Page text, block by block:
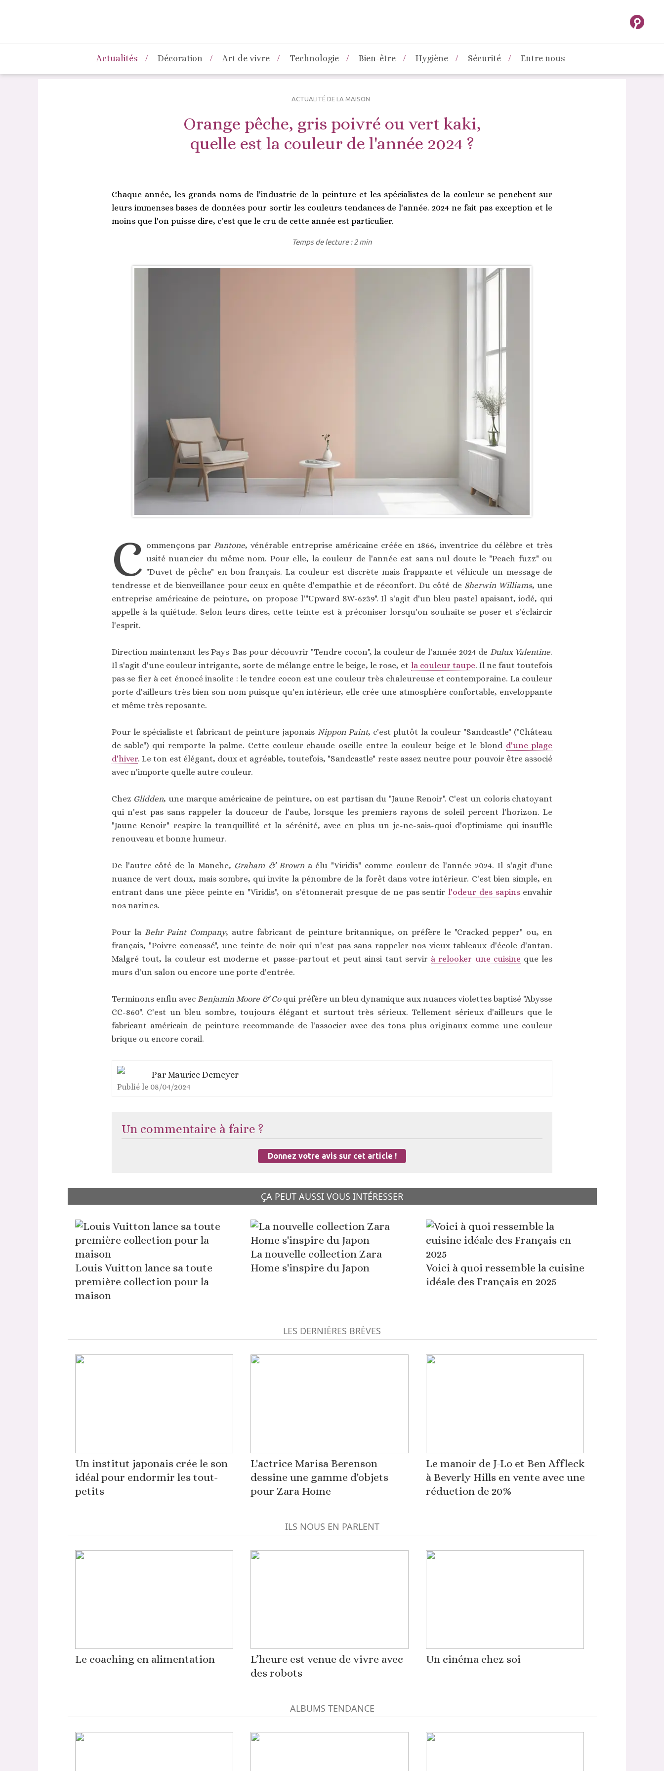
Actualités Décoration Art de vivre Technologie Bien-être Hygiène Sécurité Entre nous
ACTUALITÉ DE LA MAISON
Orange pêche, gris poivré ou vert kaki,
quelle est la couleur de l'année 2024 ?
Chaque année, les grands noms de l'industrie de la peinture et les spécialistes de la couleur se penchent sur
leurs immenses bases de données pour sortir les couleurs tendances de l'année. 2024 ne fait pas exception et le
moins que l'on puisse dire, c'est que le cru de cette année est particulier.
Temps de lecture : 2 min
C ommençons par Pantone, vénérable entreprise américaine créée en 1866, inventrice du célèbre et très
usité nuancier du même nom. Pour elle, la couleur de l'année est sans nul doute le "Peach fuzz" ou
"Duvet de pêche" en bon français. La couleur est discrète mais frappante et véhicule un message de
tendresse et de bienveillance pour ceux en quête d'empathie et de réconfort. Du côté de Sherwin Williams, une
entreprise américaine de peinture, on propose l'"Upward SW-6239". Il s'agit d'un bleu pastel apaisant, iodé, qui
appelle à la quiétude. Selon leurs dires, cette teinte est à préconiser lorsqu'on souhaite se poser et s'éclaircir
l'esprit.
Direction maintenant les Pays-Bas pour découvrir "Tendre cocon", la couleur de l'année 2024 de Dulux Valentine.
Il s'agit d'une couleur intrigante, sorte de mélange entre le beige, le rose, et la couleur taupe. Il ne faut toutefois
pas se fier à cet énoncé insolite : le tendre cocon est une couleur très chaleureuse et contemporaine. La couleur
porte d'ailleurs très bien son nom puisque qu'en intérieur, elle crée une atmosphère confortable, enveloppante
et même très reposante.
Pour le spécialiste et fabricant de peinture japonais Nippon Paint, c'est plutôt la couleur "Sandcastle" ("Château
de sable") qui remporte la palme. Cette couleur chaude oscille entre la couleur beige et le blond d'une plage
d'hiver. Le ton est élégant, doux et agréable, toutefois, "Sandcastle" reste assez neutre pour pouvoir être associé
avec n'importe quelle autre couleur.
Chez Glidden, une marque américaine de peinture, on est partisan du "Jaune Renoir". C'est un coloris chatoyant
qui n'est pas sans rappeler la douceur de l'aube, lorsque les premiers rayons de soleil percent l'horizon. Le
"Jaune Renoir" respire la tranquillité et la sérénité, avec en plus un je-ne-sais-quoi d'optimisme qui insuffle
renouveau et bonne humeur.
De l'autre côté de la Manche, Graham & Browna élu "Viridis" comme couleur de l'année 2024. Il s'agit d'une
nuance de vert doux, mais sombre, qui invite la pénombre de la forêt dans votre intérieur. C'est bien simple, en
entrant dans une pièce peinte en "Viridis", on s'étonnerait presque de ne pas sentirl'odeur des sapinsenvahir
nos narines.
Pour la Behr Paint Company, autre fabricant de peinture britannique, on préfère le "Cracked pepper" ou, en
français, "Poivre concassé", une teinte de noir qui n'est pas sans rappeler nos vieux tableaux d'école d'antan.
Malgré tout, la couleur est moderne et passe-partout et peut ainsi tant servir à relooker une cuisine que les
murs d'un salon ou encore une porte d'entrée.
Terminons enfin avec Benjamin Moore & Coqui préfère un bleu dynamique aux nuances violettes baptisé "Abysse
CC-860". C'est un bleu sombre, toujours élégant et surtout très sérieux. Tellement sérieux d'ailleurs que le
fabricant américain de peinture recommande de l'associer avec des tons plus originaux comme une couleur
brique ou encore corail.
Par Maurice Demeyer
Publié le 08/04/2024
Un commentaire à faire ?
Donnez votre avis sur cet article !
ÇA PEUT AUSSI VOUS INTÉRESSER
Louis Vuitton lance sa toute
première collection pour la
maison
La nouvelle collection Zara
Home s'inspire du Japon
Voici à quoi ressemble la cuisine
idéale des Français en 2025
LES DERNIÈRES BRÈVES
Un institut japonais crée le son
idéal pour endormir les tout-
petits
L'actrice Marisa Berenson
dessine une gamme d'objets
pour Zara Home
Le manoir de J-Lo et Ben Affleck
à Beverly Hills en vente avec une
réduction de 20%
ILS NOUS EN PARLENT
Le coaching en alimentation
L’heure est venue de vivre avec
des robots
Un cinéma chez soi
ALBUMS TENDANCE